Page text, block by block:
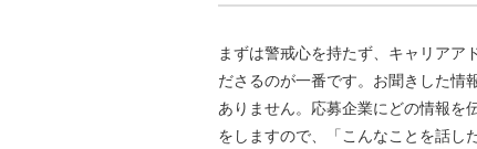
まずは警戒心を持たず、キャリアア
ださるのが一番です。お聞きした情
ありません。応募企業にどの情報を
をしますので、「こんなことを話し